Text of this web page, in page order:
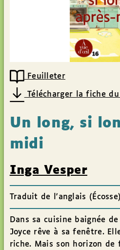
Feuilleter
Télécharger la fiche
Un long, si
midi
Inga Vesper
Traduit de l'anglais
Dans sa cuisine baignée
Joyce rêve à sa fenêtre.
riche. Mais son horizon de